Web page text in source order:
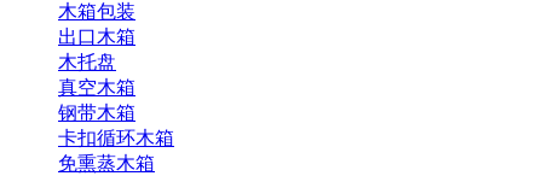
木箱包装
出口木箱
木托盘
真空木箱
钢带木箱
卡扣循环木箱
免熏蒸木箱